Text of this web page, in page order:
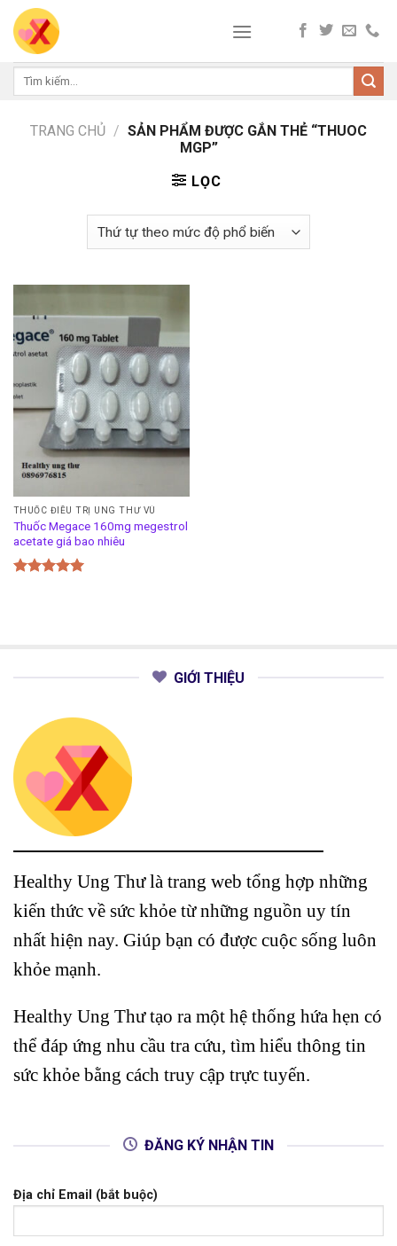
Skip
content
Tìm
TRANG CHỦ / SẢN PHẨM ĐƯỢC GẮN THẺ “THUOC
MGP”
LỌC
THUỐC ĐIỀU TRỊ UNG THƯ VÚ
Thuốc Megace 160mg megestrol
acetate giá bao nhiêu
GIỚI THIỆU
Healthy Ung Thư là trang web tổng hợp những
kiến thức về sức khỏe từ những nguồn uy tín
nhất hiện nay. Giúp bạn có được cuộc sống luôn
khỏe mạnh.
Healthy Ung Thư tạo ra một hệ thống hứa hẹn có
thể đáp ứng nhu cầu tra cứu, tìm hiểu thông tin
sức khỏe bằng cách truy cập trực tuyến.
ĐĂNG KÝ NHẬN TIN
Địa chỉ Email (bắt buộc)